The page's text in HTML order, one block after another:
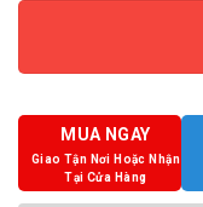
MUA NGAY
Giao Tận Nơi Hoặc Nhận
Tại Cửa Hàng